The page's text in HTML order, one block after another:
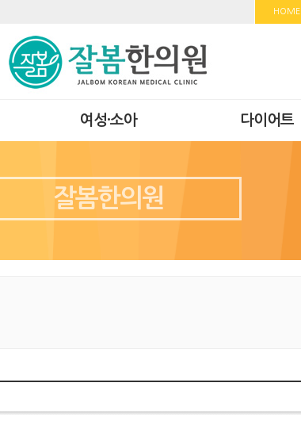
HOME
여성·소아 다이어트
잘봄한의원